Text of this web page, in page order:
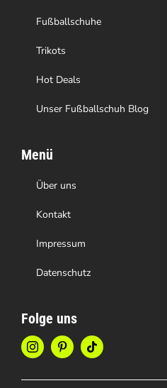
Fußballschuhe
Trikots
Hot Deals
Unser Fußballschuh Blog
Menü
Über uns
Kontakt
Impressum
Datenschutz
Folge uns